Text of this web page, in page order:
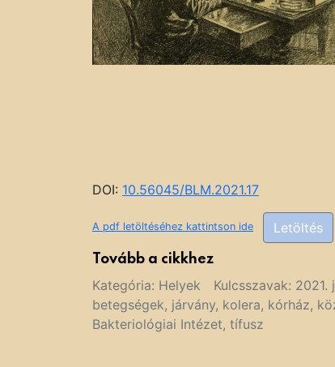
DOI: 10.56045/BLM.2021.17
A pdf letöltéséhez kattintson ide Letöltés
Tovább a cikkhez
Kategória: Helyek Kulcsszavak: 2021.
betegségek, járvány, kolera, kórház,
Bakteriológiai Intézet, tífusz